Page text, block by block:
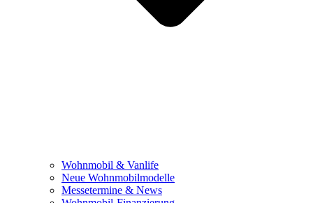
Wohnmobil & Vanlife
Neue Wohnmobilmodelle
Messetermine & News